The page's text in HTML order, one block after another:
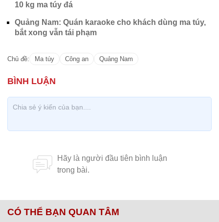
10 kg ma túy đá
Quảng Nam: Quán karaoke cho khách dùng ma túy,
bắt xong vẫn tái phạm
Chủ đề: Ma túy Công an Quảng Nam
CÓ THỂ BẠN QUAN TÂM